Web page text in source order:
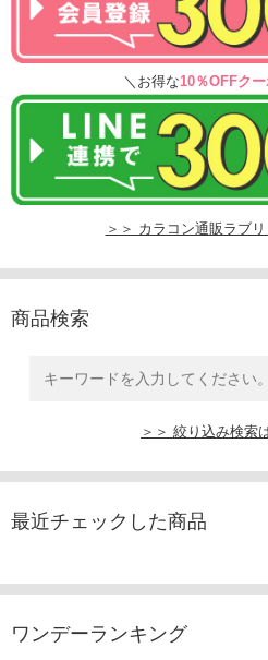
＼お得な10％OFFク
＞＞ カラコン通販ラブ
商品検索
＞＞ 絞り込み検索
最近チェックした商品
ワンデーランキング